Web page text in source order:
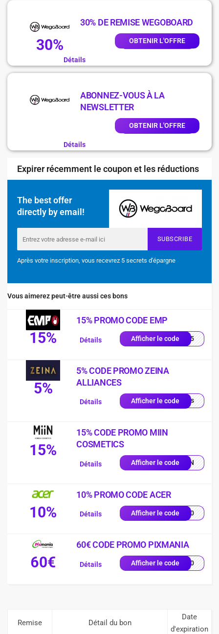
30%
30% DE REMISE WEGOBOARD
OBTENIR L'OFFRE
Détails
ABONNEZ-VOUS À LA
NEWSLETTER
OBTENIR L'OFFRE
Détails
Expirer récemment le coupon et les réductions
The best offer
directly by email!
SUBSCRIBE
Après votre inscription, vous recevrez 5 secrets d'épargne
Vous aimerez peut-être aussi ces bons
15%
15% PROMO CODE EMP
Afficher le codees15
Détails
5%
5% CODE PROMO ZEINA
ALLIANCES
Afficher le codequis
Détails
15%
15% CODE PROMO MIIN
COSMETICS
Afficher le codeMIIN
Détails
10%
10% PROMO CODE ACER
Afficher le codeVE10
Détails
60€
60€ CODE PROMO PIXMANIA
Afficher le codeAL60
Détails
Remise Détail du bon
Date
d'expiration